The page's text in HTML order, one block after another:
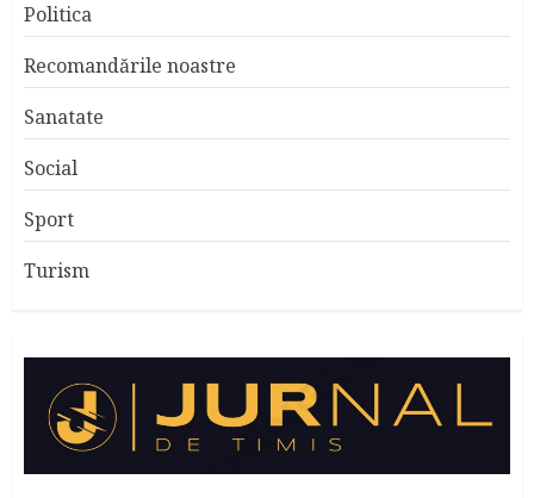
Politica
Recomandările noastre
Sanatate
Social
Sport
Turism